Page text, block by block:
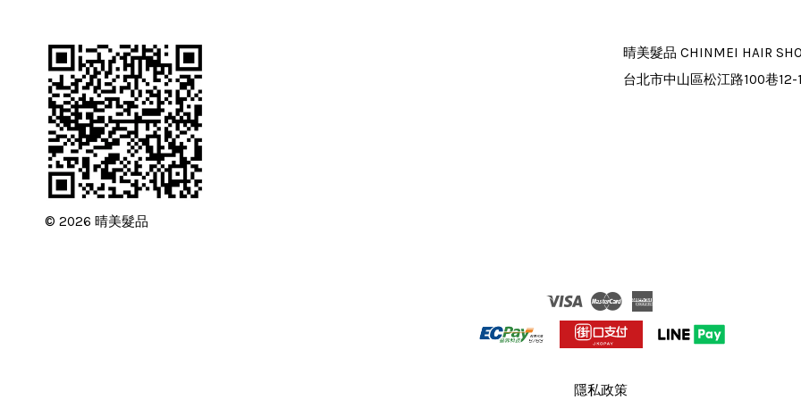
© 2026 晴美髮品
晴美髮品 CHINMEI HAIR
台北市中山區松江路100巷12-
Visa Master
Express
隱私政策